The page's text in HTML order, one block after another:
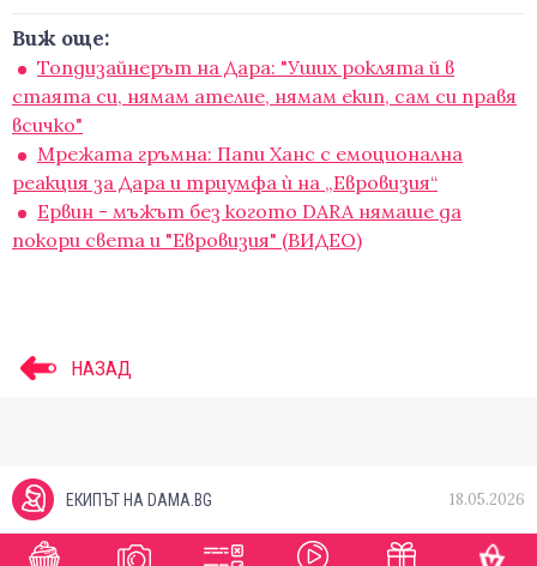
Виж още:
Топдизайнерът на Дара: "Уших роклята й в
стаята си, нямам ателие, нямам екип, сам си правя
всичко"
Мрежата гръмна: Папи Ханс с емоционална
реакция за Дара и триумфа ѝ на „Евровизия“
Ервин - мъжът без когото DARA нямаше да
покори света и "Евровизия" (ВИДЕО)
НАЗАД
ЕКИПЪТ НА DAMA.BG 18.05.2026